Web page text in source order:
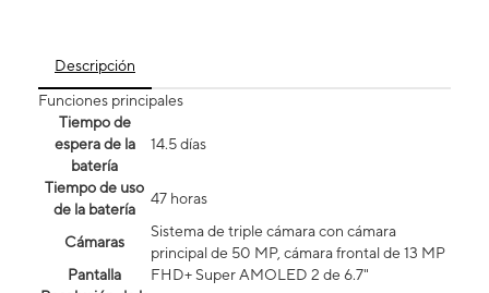
Descripción
Funciones principales
Tiempo de
espera de la
batería
14.5 días
Tiempo de uso
de la batería
47 horas
Cámaras
Sistema de triple cámara con cámara
principal de 50 MP, cámara frontal de 13 MP
Pantalla
FHD+ Super AMOLED 2 de 6.7"